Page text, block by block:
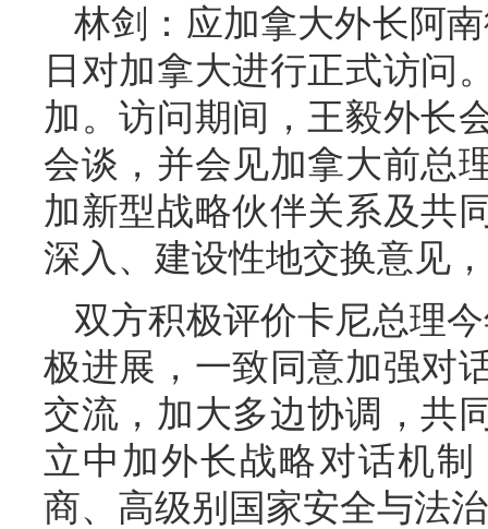
林剑：应加拿大外长阿
日对加拿大进行正式访问
加。访问期间，王毅外长
会谈，并会见加拿大前总
加新型战略伙伴关系及共
深入、建设性地交换意见
双方积极评价卡尼总理
极进展，一致同意加强对
交流，加大多边协调，共
立中加外长战略对话机
商、高级别国家安全与法